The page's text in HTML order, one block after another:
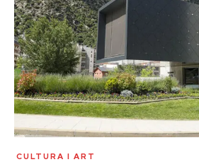
CULTURA I ART